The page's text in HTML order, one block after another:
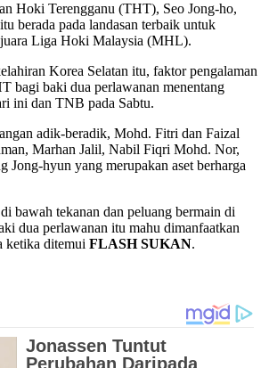
Hoki Terengganu (THT), Seo Jong-ho,
berada pada landasan terbaik untuk
Liga Hoki Malaysia (MHL).
Korea Selatan itu, faktor pengalaman
bagi baki dua perlawanan menentang
ini dan TNB pada Sabtu.
adik-beradik, Mohd. Fitri dan Faizal
Marhan Jalil, Nabil Fiqri Mohd. Nor,
Jong-hyun yang merupakan aset berharga
bawah tekanan dan peluang bermain di
dua perlawanan itu mahu dimanfaatkan
ketika ditemui FLASH SUKAN.